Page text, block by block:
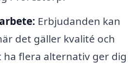
Erbjudanden kan
det gäller kvalité och
ha flera alternativ ger dig